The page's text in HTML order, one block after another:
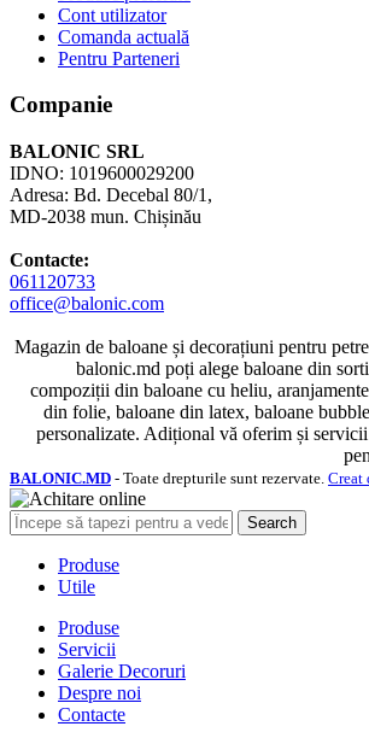
Cont utilizator
Comanda actuală
Pentru Parteneri
Companie
BALONIC SRL
IDNO: 1019600029200
Adresa: Bd. Decebal 80/1,
MD-2038 mun. Chișinău
Contacte:
061120733
office@balonic.com
Magazin de baloane și decorațiuni pentru
balonic.md poți alege baloane din
compoziții din baloane cu heliu,
din folie, baloane din latex, baloane
personalizate. Adițional vă oferim și
BALONIC.MD - Toate drepturile sunt rezervate. Creat
Search
Produse
Utile
Produse
Servicii
Galerie Decoruri
Despre noi
Contacte